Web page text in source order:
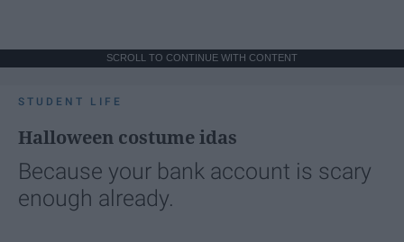
SCROLL TO CONTINUE WITH CONTENT
STUDENT LIFE
Halloween costume idas
Because your bank account is scary
enough already.